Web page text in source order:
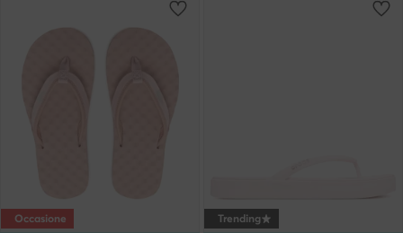
Occasione Trending